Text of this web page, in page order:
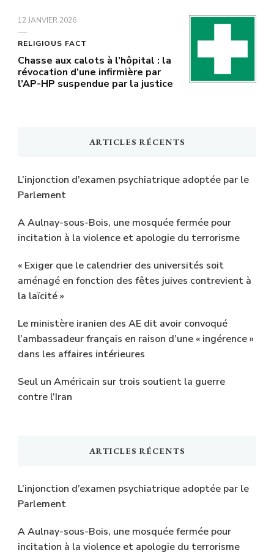
12 JANVIER 2026
RELIGIOUS FACT
Chasse aux calots à l’hôpital : la
révocation d’une infirmière par
l’AP-HP suspendue par la justice
ARTICLES RÉCENTS
L’injonction d’examen psychiatrique adoptée par le
Parlement
A Aulnay-sous-Bois, une mosquée fermée pour
incitation à la violence et apologie du terrorisme
« Exiger que le calendrier des universités soit
aménagé en fonction des fêtes juives contrevient à
la laïcité »
Le ministère iranien des AE dit avoir convoqué
l’ambassadeur français en raison d’une « ingérence »
dans les affaires intérieures
Seul un Américain sur trois soutient la guerre
contre l’Iran
ARTICLES RÉCENTS
L’injonction d’examen psychiatrique adoptée par le
Parlement
A Aulnay-sous-Bois, une mosquée fermée pour
incitation à la violence et apologie du terrorisme